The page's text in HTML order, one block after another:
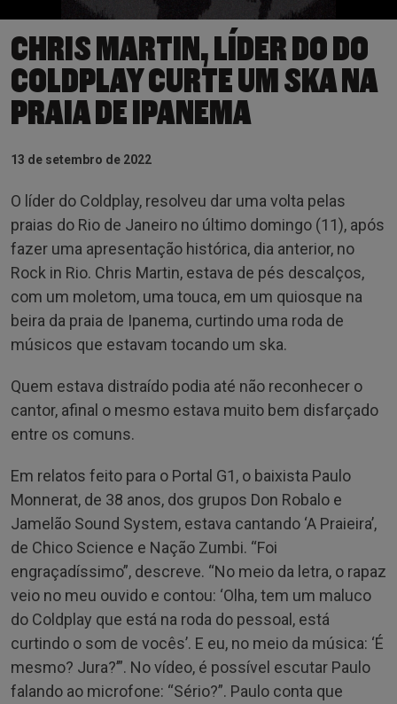
CHRIS MARTIN, LÍDER DO DO
COLDPLAY CURTE UM SKA NA
PRAIA DE IPANEMA
13 de setembro de 2022
O líder do Coldplay, resolveu dar uma volta pelas
praias do Rio de Janeiro no último domingo (11), após
fazer uma apresentação histórica, dia anterior, no
Rock in Rio. Chris Martin, estava de pés descalços,
com um moletom, uma touca, em um quiosque na
beira da praia de Ipanema, curtindo uma roda de
músicos que estavam tocando um ska.
Quem estava distraído podia até não reconhecer o
cantor, afinal o mesmo estava muito bem disfarçado
entre os comuns.
Em relatos feito para o Portal G1, o baixista Paulo
Monnerat, de 38 anos, dos grupos Don Robalo e
Jamelão Sound System, estava cantando ‘A Praieira’,
de Chico Science e Nação Zumbi. “Foi
engraçadíssimo”, descreve. “No meio da letra, o rapaz
veio no meu ouvido e contou: ‘Olha, tem um maluco
do Coldplay que está na roda do pessoal, está
curtindo o som de vocês’. E eu, no meio da música: ‘É
mesmo? Jura?’”. No vídeo, é possível escutar Paulo
falando ao microfone: “Sério?”. Paulo conta que